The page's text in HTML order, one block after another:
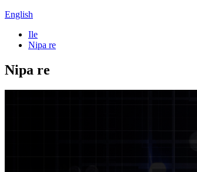
English
Ile
Nipa re
Nipa re